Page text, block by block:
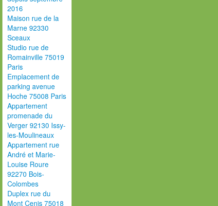
2016
Maison rue de la
Marne 92330
Sceaux
Studio rue de
Romainville 75019
Paris
Emplacement de
parking avenue
Hoche 75008 Paris
Appartement
promenade du
Verger 92130 Issy-
les-Moulineaux
Appartement rue
André et Marie-
Louise Roure
92270 Bois-
Colombes
Duplex rue du
Mont Cenis 75018